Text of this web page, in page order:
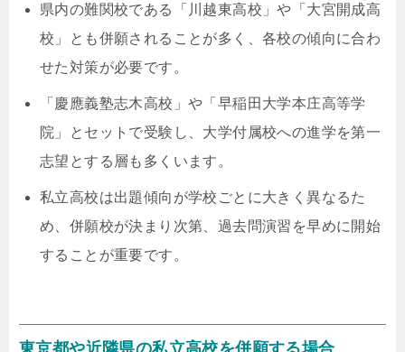
県内の難関校である「川越東高校」や「大宮開成高
校」とも併願されることが多く、各校の傾向に合わ
せた対策が必要です。
「慶應義塾志木高校」や「早稲田大学本庄高等学
院」とセットで受験し、大学付属校への進学を第一
志望とする層も多くいます。
私立高校は出題傾向が学校ごとに大きく異なるた
め、併願校が決まり次第、過去問演習を早めに開始
することが重要です。
東京都や近隣県の私立高校を併願する場合